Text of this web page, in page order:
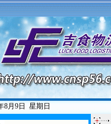
8月9日 星期日